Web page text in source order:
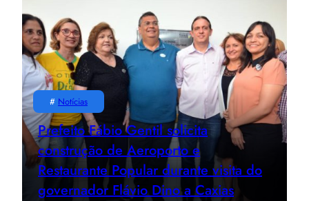
# Notícias
Prefeito Fábio Gentil solicita
construção de Aeroporto e
Restaurante Popular durante visita do
governador Flávio Dino a Caxias